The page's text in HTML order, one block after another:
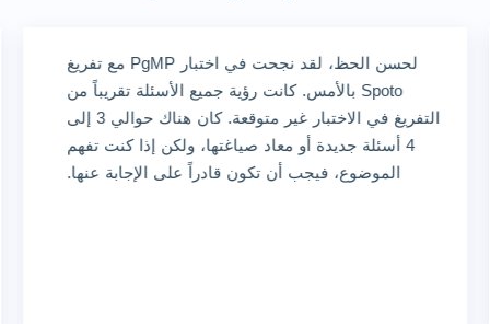
لحسن الحظ، لقد نجحت في اختبار PgMP مع تفريغ
Spoto بالأمس. كانت رؤية جميع الأسئلة تقريباً من
التفريغ في الاختبار غير متوقعة. كان هناك حوالي 3 إلى
4 أسئلة جديدة أو معاد صياغتها، ولكن إذا كنت تفهم
الموضوع، فيجب أن تكون قادراً على الإجابة عنها.